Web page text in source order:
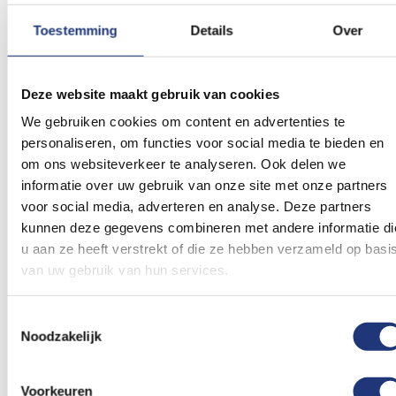
Toestemming Details Over
Deze website maakt gebruik van cookies
We gebruiken cookies om content en advertenties te
personaliseren, om functies voor social media te bieden en
om ons websiteverkeer te analyseren. Ook delen we
informatie over uw gebruik van onze site met onze partners
voor social media, adverteren en analyse. Deze partners
kunnen deze gegevens combineren met andere informatie
u aan ze heeft verstrekt of die ze hebben verzameld op
van uw gebruik van hun services.
Noodzakelijk
Voorkeuren
Vlag Laren kopen?
kopen. We helpen je graag een keuze te maken.
Bedenk waar en hoe vaak je de Larense vlag gaat